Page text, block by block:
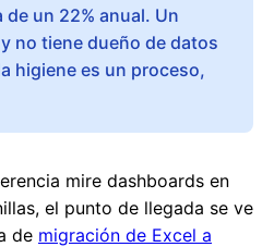
de un 22% anual. Un
no tiene dueño de datos
higiene es un proceso,
mire dashboards en
el punto de llegada se ve
de migración de Excel a